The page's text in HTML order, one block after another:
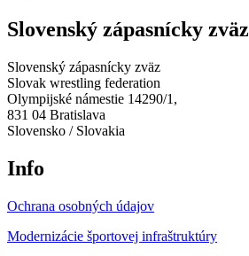
Slovenský zápasnícky zväz
Slovenský zápasnícky zväz
Slovak wrestling federation
Olympijské námestie 14290/1,
831 04 Bratislava
Slovensko / Slovakia
Info
Ochrana osobných údajov
Modernizácie športovej infraštruktúry